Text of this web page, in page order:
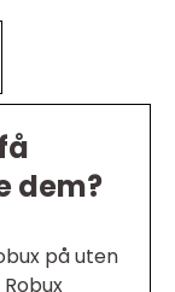
dem?
på uten